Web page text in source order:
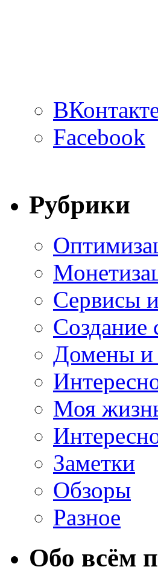
Facebook
Рубрики
Сервисы
Создание
Домены и
Моя
Заметки
Обзоры
Разное
Обо всём